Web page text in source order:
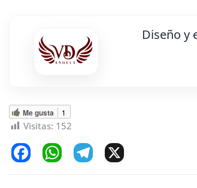
Diseño y
Me gusta 1
Visitas: 152
W